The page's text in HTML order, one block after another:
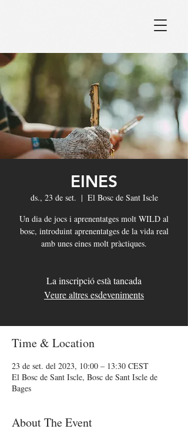
EINES
ds., 23 de set.
  |
El Bosc de Sant Iscle
Un dia de jocs i aprenentatges molt WILD al
bosc, introduint aprenentatges de la vida real
amb unes eines molt pràctiques.
La inscripció està tancada
Veure altres esdeveniments
Time & Location
23 de set. del 2023, 10:00 – 13:30 CEST
El Bosc de Sant Iscle, Bosc de Sant Iscle de
Bages
About The Event